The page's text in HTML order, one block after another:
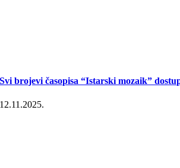
Svi brojevi časopisa “Istarski mozaik”
12.11.2025.